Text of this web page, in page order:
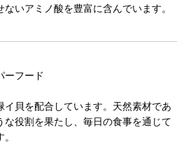
いアミノ酸を豊富に含んでいます。
ーフード
貝を配合しています。天然素材であ
な役割を果たし、毎日の食事を通じて